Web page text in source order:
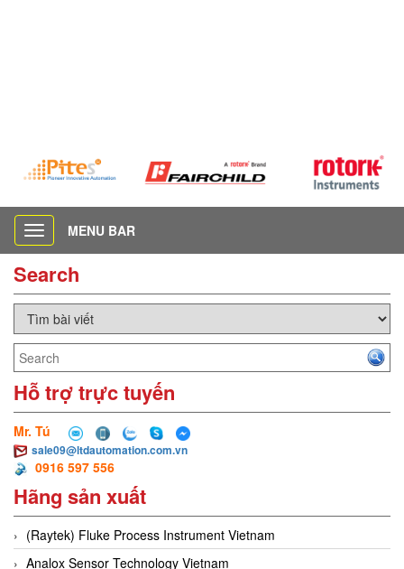
Toggle
navigation
MENU BAR
Search
Hỗ trợ trực tuyến
Mr. Tú
sale09@ltdautomation.com.vn
0916 597 556
Hãng sản xuất
(Raytek) Fluke Process Instrument Vietnam
Analox Sensor Technology Vietnam